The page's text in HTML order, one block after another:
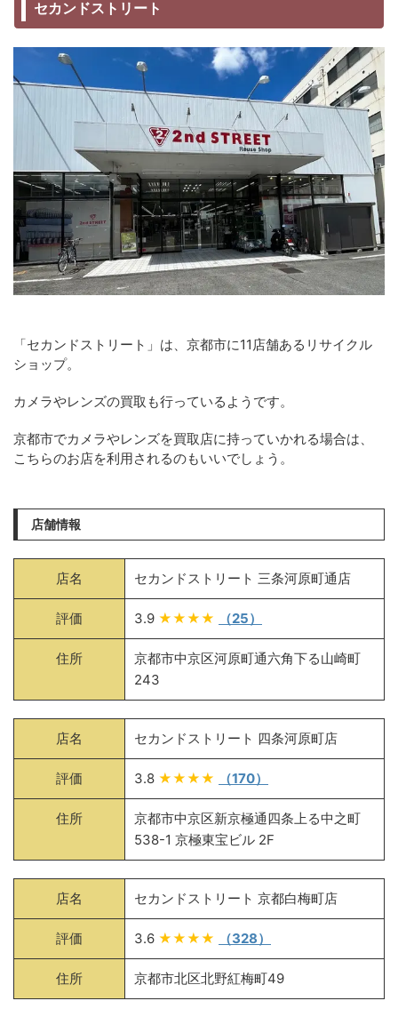
セカンドストリート
「セカンドストリート」は、京都市に11店舗あるリサイクル
ショップ。
カメラやレンズの買取も行っているようです。
京都市でカメラやレンズを買取店に持っていかれる場合は、
こちらのお店を利用されるのもいいでしょう。
店舗情報
店名 セカンドストリート 三条河原町通店
評価 3.9 ★★★★ （25）
住所
京都市中京区河原町通六角下る山崎町
243
店名 セカンドストリート 四条河原町店
評価 3.8 ★★★★ （170）
住所
京都市中京区新京極通四条上る中之町
538-1 京極東宝ビル 2F
店名 セカンドストリート 京都白梅町店
評価 3.6 ★★★★ （328）
住所 京都市北区北野紅梅町49